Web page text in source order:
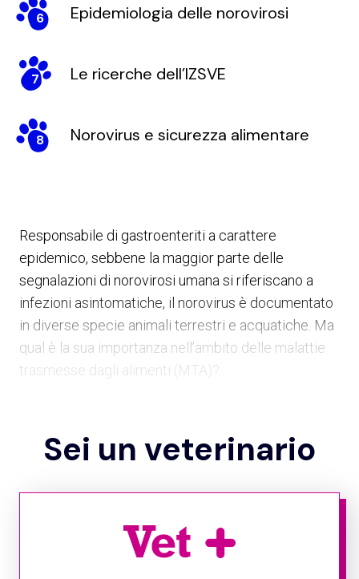
6 Epidemiologia delle norovirosi
7 Le ricerche dell’IZSVE
8 Norovirus e sicurezza alimentare
Responsabile di gastroenteriti a carattere
epidemico, sebbene la maggior parte delle
segnalazioni di norovirosi umana si riferiscano a
infezioni asintomatiche, il norovirus è documentato
in diverse specie animali terrestri e acquatiche. Ma
qual è la sua importanza nell’ambito delle malattie
trasmesse dagli alimenti (MTA)?
Norovirus, dal 1968
I norovirus, virus a RNA lineare a singolo filamento
1968 a Norwalk, in Ohio (USA), e studiati e
classificati nella famigliaCaliciviridae
Sei un veterinario